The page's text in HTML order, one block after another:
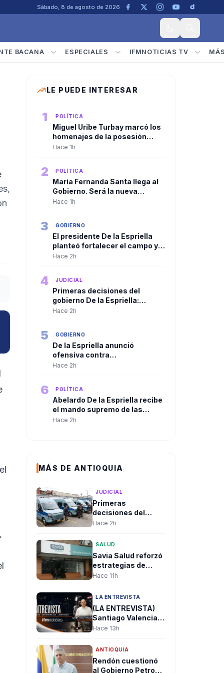
Sábado, 8 de agosto de 2026
BACANA ESPECIALES IFMNOTICIAS TV
LE PUEDE INTERESAR
1 POLÍTICA
Miguel Uribe Turbay marcó los
homenajes de la posesión
presidencial de Abelardo De la
Hace 1h
2 POLÍTICA
María Fernanda Santa llega al
Gobierno. Será la nueva
viceministra de
Hace 1h
3 GOBIERNO
El presidente De la Espriella
planteó fortalecer el campo y
ampliar la presencia del Estado
Hace 2h
4 JUDICIAL
Primeras decisiones del
gobierno De la Espriella:
Trasladan a más de 100
Hace 2h
5 GOBIERNO
De la Espriella anunció
ofensiva contra
organizaciones criminales y
Hace 2h
6 POLÍTICA
Abelardo De la Espriella recibe
el mando supremo de las
Fuerzas Militares en solemne
Hace 2h
MÁS DE ANTIOQUIA
JUDICIAL
Primeras
decisiones del
gobierno De la
a más de 100
cabecillas
criminales a
cárceles de máxima
seguridad
Hace 2h
SALUD
Savia Salud reforzó
estrategias de
prevención y
anticonceptivos
para sus afiliados
Hace 11h
LA ENTREVISTA
(LA ENTREVISTA)
Santiago Valencia:
“El mayor reto del
será recuperar la
institucionalidad y
reconstruir la
Hace 13h
ANTIOQUIA
Rendón cuestionó
al Gobierno Petro